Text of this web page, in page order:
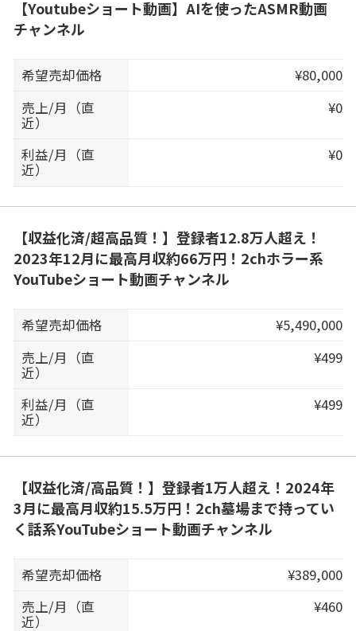
【Youtubeショート動画】AIを使ったASMR動画
チャンネル
希望売却価格
¥80,000
売上/月（直
近）
¥0
利益/月（直
近）
¥0
【収益化済/超高品質！】登録者12.8万人超え！
2023年12月に最高月収約66万円！2chホラー系
YouTubeショート動画チャンネル
希望売却価格
¥5,490,000
売上/月（直
近）
¥499
利益/月（直
近）
¥499
【収益化済/高品質！】登録者1万人超え！2024年
3月に最高月収約15.5万円！2ch墓場まで持ってい
く話系YouTubeショート動画チャンネル
希望売却価格
¥389,000
売上/月（直
近）
¥460